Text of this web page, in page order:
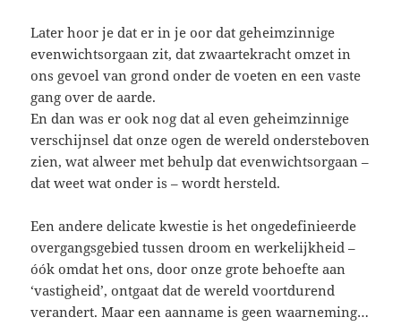
Later hoor je dat er in je oor dat geheimzinnige
evenwichtsorgaan zit, dat zwaartekracht omzet in
ons gevoel van grond onder de voeten en een vaste
gang over de aarde.
En dan was er ook nog dat al even geheimzinnige
verschijnsel dat onze ogen de wereld ondersteboven
zien, wat alweer met behulp dat evenwichtsorgaan –
dat weet wat onder is – wordt hersteld.
Een andere delicate kwestie is het ongedefinieerde
overgangsgebied tussen droom en werkelijkheid –
óók omdat het ons, door onze grote behoefte aan
‘vastigheid’, ontgaat dat de wereld voortdurend
verandert. Maar een aanname is geen waarneming…